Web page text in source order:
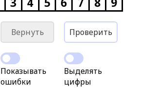
Вернуть Проверить
Показывать
ошибки
Выделять
цифры